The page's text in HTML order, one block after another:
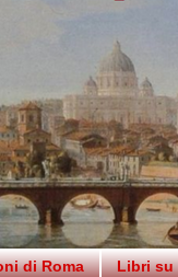
di Roma Libri su